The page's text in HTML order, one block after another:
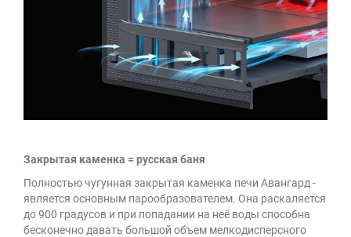
Закрытая каменка = русская баня
Полностью чугунная закрытая каменка печи Авангард -
является основным парообразователем. Она раскаляется
до 900 градусов и при попадании на неё воды способна
бесконечно давать большой объем мелкодисперсного